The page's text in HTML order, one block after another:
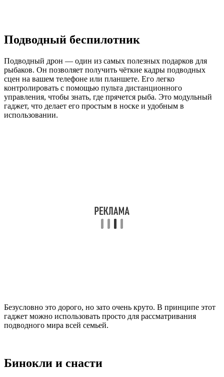
Подводный беспилотник
Подводный дрон — один из самых полезных подарков для
рыбаков. Он позволяет получить чёткие кадры подводных
сцен на вашем телефоне или планшете. Его легко
контролировать с помощью пульта дистанционного
управления, чтобы знать, где прячется рыба. Это модульный
гаджет, что делает его простым в носке и удобным в
использовании.
Безусловно это дорого, но зато очень круто. В принципе этот
гаджет можно использовать просто для рассматривания
подводного мира всей семьей.
Бинокли и снасти